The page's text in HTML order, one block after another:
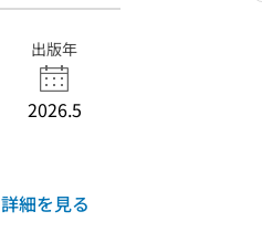
出版年
2026.5
詳細を見る